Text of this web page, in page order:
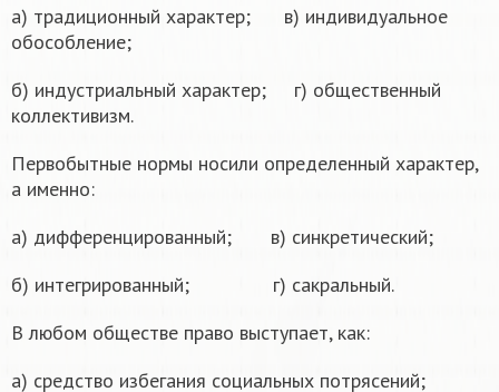
а) традиционный характер; в) индивидуальное
обособление;
б) индустриальный характер; г) общественный
коллективизм.
Первобытные нормы носили определенный характер,
а именно:
а) дифференцированный; в) синкретический;
б) интегрированный; г) сакральный.
В любом обществе право выступает, как:
а) средство избегания социальных потрясений;